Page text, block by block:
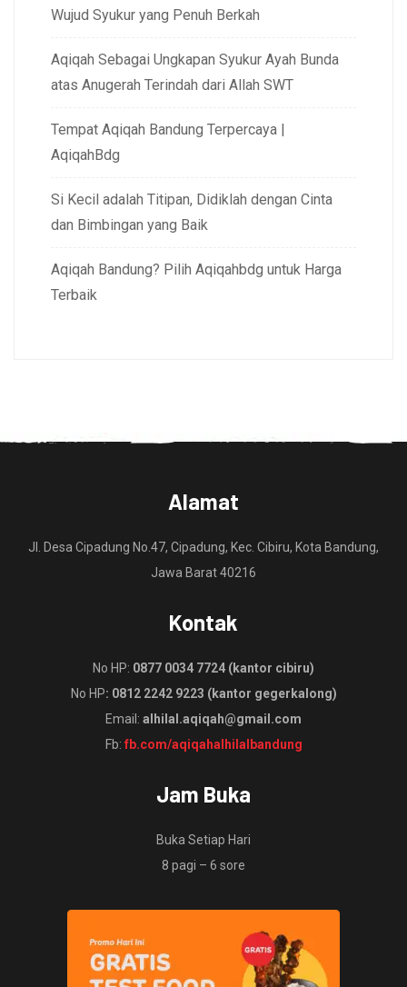
Wujud Syukur yang Penuh Berkah
Aqiqah Sebagai Ungkapan Syukur Ayah Bunda
atas Anugerah Terindah dari Allah SWT
Tempat Aqiqah Bandung Terpercaya |
AqiqahBdg
Si Kecil adalah Titipan, Didiklah dengan Cinta
dan Bimbingan yang Baik
Aqiqah Bandung? Pilih Aqiqahbdg untuk Harga
Terbaik
Alamat
Jl. Desa Cipadung No.47, Cipadung, Kec. Cibiru, Kota Bandung,
Jawa Barat 40216
Kontak
No HP: 0877 0034 7724 (kantor cibiru)
No HP: 0812 2242 9223 (kantor gegerkalong)
Email: alhilal.aqiqah@gmail.com
Fb: fb.com/aqiqahalhilalbandung
Jam Buka
Buka Setiap Hari
8 pagi – 6 sore